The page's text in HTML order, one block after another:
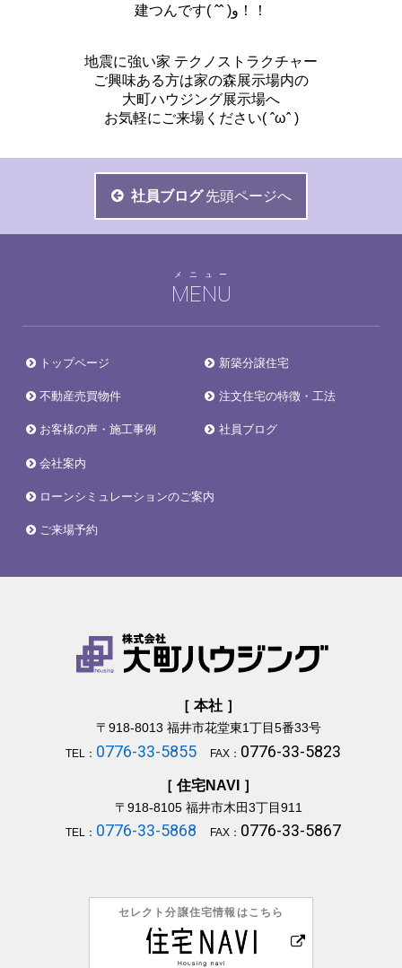
建つんです( ˆˆ )و！！
地震に強い家 テクノストラクチャー
ご興味ある方は家の森展示場内の
大町ハウジング展示場へ
お気軽にご来場ください( ˆωˆ )
社員ブログ 先頭ページへ
MENU
メニュー
トップページ 新築分譲住宅
不動産売買物件 注文住宅の特徴・工法
お客様の声・施工事例 社員ブログ
会社案内
ローンシミュレーションのご案内
ご来場予約
［ 本社 ］
〒918-8013 福井市花堂東1丁目5番33号
TEL： 0776-33-5855 FAX： 0776-33-5823
［ 住宅NAVI ］
〒918-8105福井市木田3丁目911
TEL： 0776-33-5868 FAX： 0776-33-5867
セレクト分譲住宅情報はこちら